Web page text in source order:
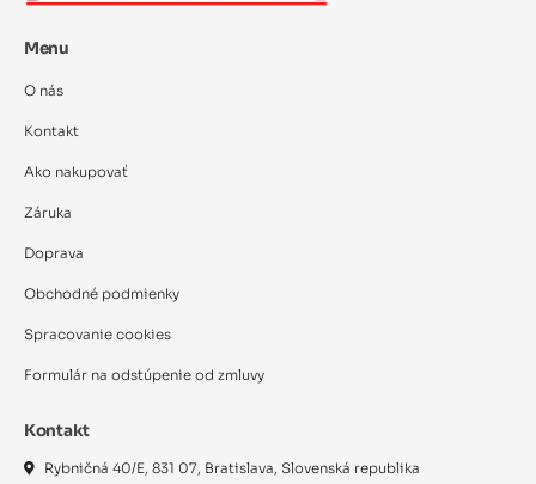
Menu
O nás
Kontakt
Ako nakupovať
Záruka
Doprava
Obchodné podmienky
Spracovanie cookies
Formulár na odstúpenie od zmluvy
Kontakt
Rybničná 40/E, 831 07, Bratislava, Slovenská republika